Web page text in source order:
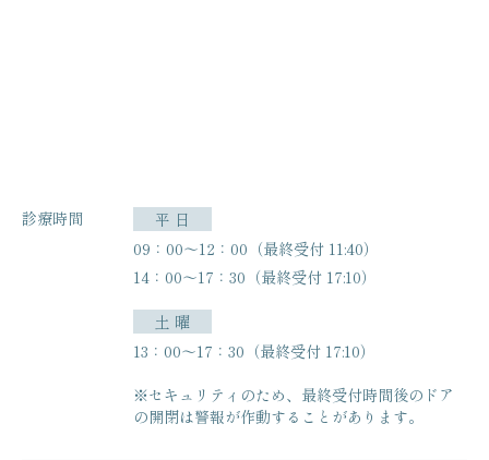
診療時間
平 日
09：00〜12：00（最終受付 11:40）
14：00〜17：30（最終受付 17:10）
土 曜
13：00〜17：30（最終受付 17:10）
※セキュリティのため、最終受付時間後のドア
の開閉は警報が作動することがあります。